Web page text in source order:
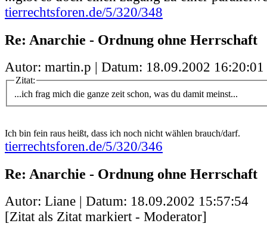
tierrechtsforen.de/5/320/348
Re: Anarchie - Ordnung ohne Herrschaft
Autor: martin.p | Datum: 18.09.2002 16:20:01
Zitat:
...ich frag mich die ganze zeit schon, was du damit meinst...
Ich bin fein raus heißt, dass ich noch nicht wählen brauch/darf.
tierrechtsforen.de/5/320/346
Re: Anarchie - Ordnung ohne Herrschaft
Autor: Liane | Datum: 18.09.2002 15:57:54
[Zitat als Zitat markiert - Moderator]